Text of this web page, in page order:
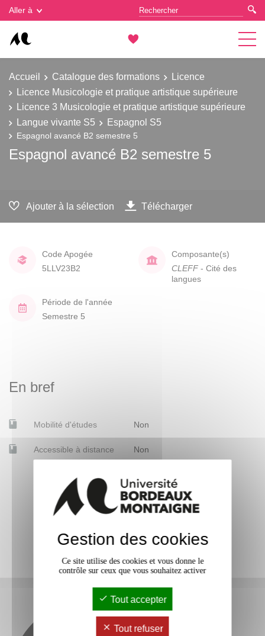
Aller à
Accueil Catalogue des formations
Licence
Licence Musicologie et pratique artistique supérieure
Licence 3 Musicologie et pratique artistique supérieure
Langue vivante S5
Espagnol S5
Espagnol avancé B2 semestre 5
Espagnol avancé B2 semestre 5
Ajouter à la sélection Télécharger
Code Apogée
5LLV23B2
Composante(s)
CLEFF - Cité des
langues
Période de l'année
Semestre 5
En bref
Mobilité d'études Non
Accessible à distance Non
Gestion des cookies
Gestion des cookies
Ce site utilise des cookies et vous donne le
contrôle sur ceux que vous souhaitez activer
Tout accepter
Tout refuser